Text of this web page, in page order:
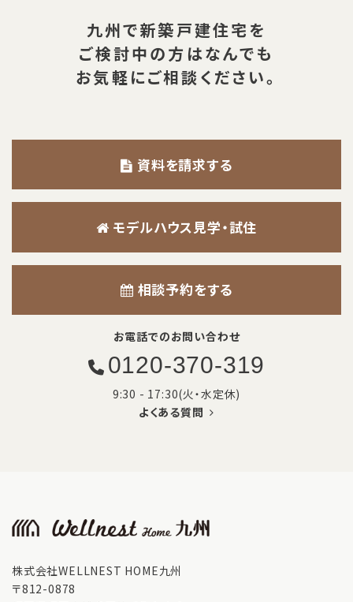
九州で新築戸建住宅を
ご検討中の方はなんでも
お気軽にご相談ください。
資料を請求する
モデルハウス見学・試住
相談予約をする
お電話でのお問い合わせ
0120-370-319
9:30 - 17:30(火・水定休)
よくある質問
株式会社WELLNEST HOME九州
〒812-0878